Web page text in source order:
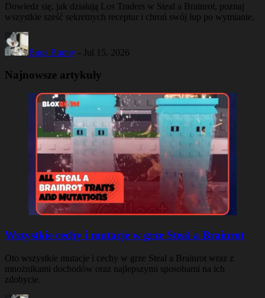
Dowiedz się, jak działają Los Traders w Steal a Brainrot, poznaj
wszystkie sześć sekretnych receptur i chroń swój łup po wymianie.
Bugs Bunny - Jul 15, 2026
Najnowsze artykuły
Wszystkie cechy i mutacje w grze Steal a Brainrot
Oto wszystkie mutacje i cechy w grze Steal a Brainrot wraz z
mnożnikami dochodów oraz najlepszymi sposobami na ich
zdobycie.